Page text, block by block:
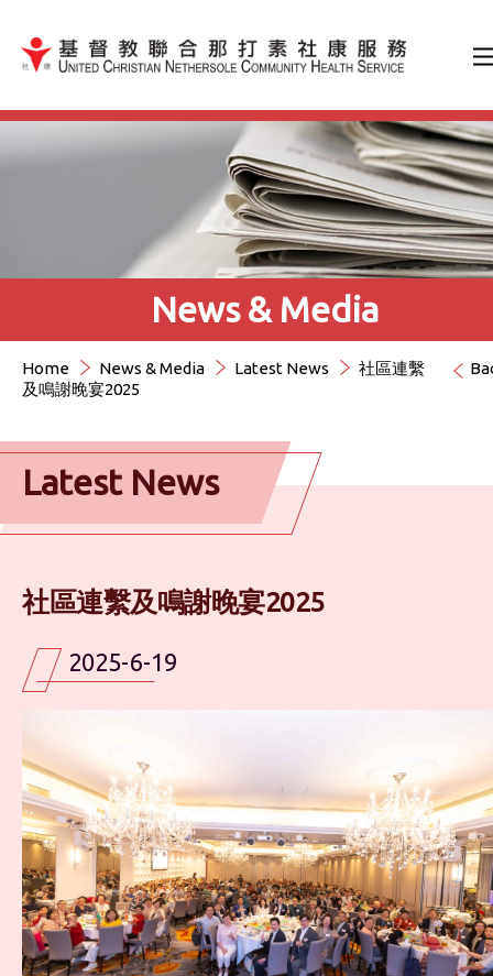
Jump to Content（按輸入鍵
News & Media
Home News & Media Latest News
社區連繫
及鳴謝晚宴2025
Latest News
社區連繫及鳴謝晚宴2025
2025-6-19